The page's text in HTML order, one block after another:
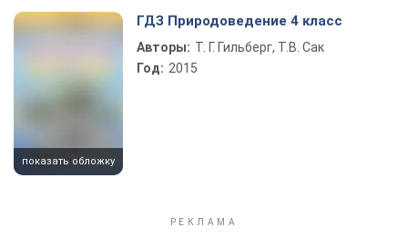
Play Video
показать обложку
ГДЗ Природоведение 4 класс
Авторы: Т. Г. Гильберг, Т.В. Сак
Год: 2015